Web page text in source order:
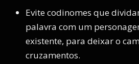
Evite codinomes que
palavra com um
existente, para deixar o
cruzamentos.